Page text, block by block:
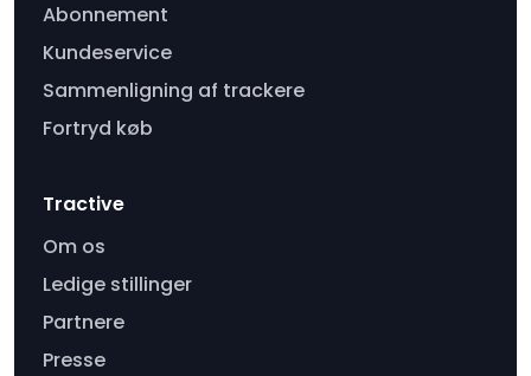
Abonnement
Kundeservice
Sammenligning af trackere
Fortryd køb
Tractive
Om os
Ledige stillinger
Partnere
Presse